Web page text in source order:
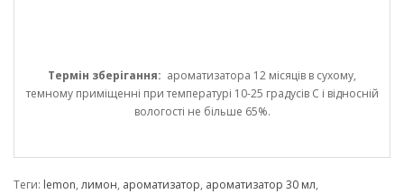
Термін зберігання: ароматизатора 12 місяців в сухому,
темному приміщенні при температурі 10-25 градусів С і відносній
вологості не більше 65%.
Теги: lemon, лимон, ароматизатор, ароматизатор 30 мл,